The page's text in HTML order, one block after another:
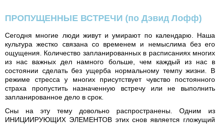
ПРОПУЩЕННЫЕ ВСТРЕЧИ (по Дэвид Лофф)
Сегодня многие люди живут и умирают по календарю. Наша
культура жестко связана со временем и немыслима без его
ощущения. Количество запланированных в расписаниях многих
из нас важных дел намного больше, чем каждый из нас в
состоянии сделать без ущерба нормальному темпу жизни. В
режиме стресса у многих присутствует чувство постоянного
страха пропустить назначенную встречу или не выполнить
запланированное дело в срок.
Сны на эту тему довольно распространены. Одним из
ИНИЦИИРУЮЩИХ ЭЛЕМЕНТОВ этих снов является гложущий